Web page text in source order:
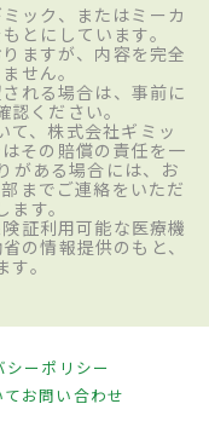
ック、またはミーカ
とにしています。
ますが、内容を完全
せん。
れる場合は、事前に
ください。
て、株式会社ギミッ
その賠償の責任を一
がある場合には、お
までご連絡をいただ
す。
証利用可能な医療機
の情報提供のもと、
。
シーポリシー
お問い合わせ